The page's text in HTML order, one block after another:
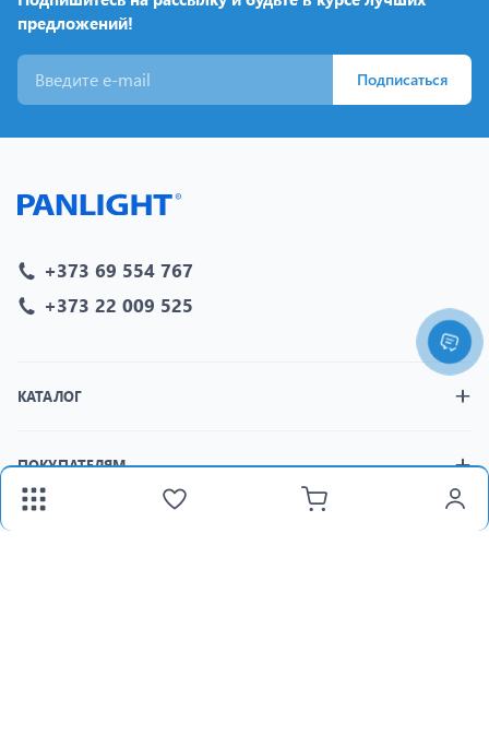
предложений!
Подписаться
+373 69 554 767
+373 22 009 525
КАТАЛОГ
ПОКУПАТЕЛЯМ